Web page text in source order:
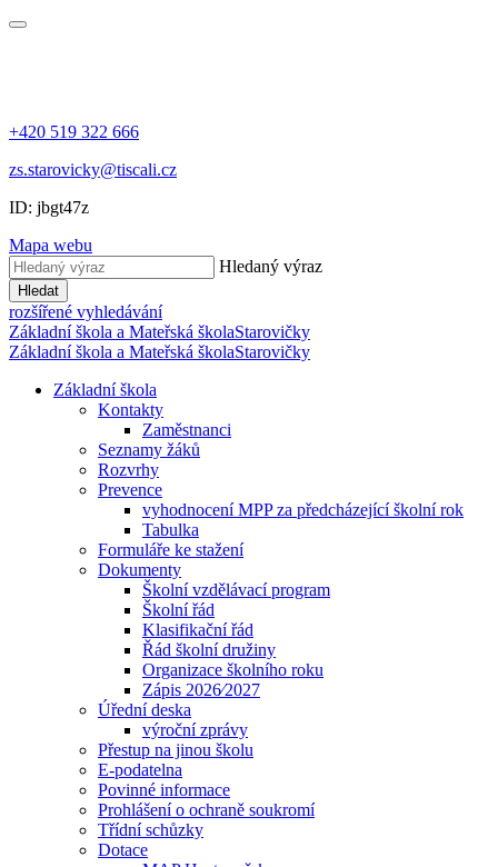
+420 519 322 666
zs.starovicky@tiscali.cz
ID: jbgt47z
Mapa webu
Hledaný výraz
Hledat
rozšířené vyhledávání
Základní škola a Mateřská školaStarovičky
Základní škola a Mateřská školaStarovičky
Základní škola
Kontakty
Zaměstnanci
Seznamy žáků
Rozvrhy
Prevence
vyhodnocení MPP za předcházející školní rok
Tabulka
Formuláře ke stažení
Dokumenty
Školní vzdělávací program
Školní řád
Klasifikační řád
Řád školní družiny
Organizace školního roku
Zápis 2026⁄2027
Úřední deska
výroční zprávy
Přestup na jinou školu
E-podatelna
Povinné informace
Prohlášení o ochraně soukromí
Třídní schůzky
Dotace